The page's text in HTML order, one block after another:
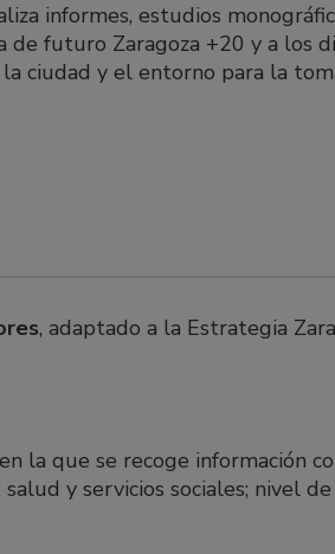
informes, estudios
futuro Zaragoza +20 y a los
ciudad y el entorno para la
, adaptado a la Estrategia
la que se recoge información
y servicios sociales; nivel